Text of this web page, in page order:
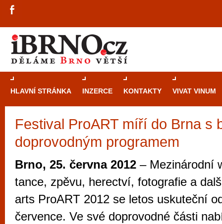
HLAVNÍ STRÁNKA INZERCE KONTAKTY VIVAT VINUM
Festival ProART míří do Brna s
doprovodným programem
Brno, 25. června 2012 – Mezinárodní
tance, zpěvu, herectví, fotografie a
arts ProART 2012 se letos uskuteční
července. Ve své doprovodné části
Průvodce
Brně: Od
Brno je
zajímavé
restaurace,
Mimo jiné je ale také místem, kde si